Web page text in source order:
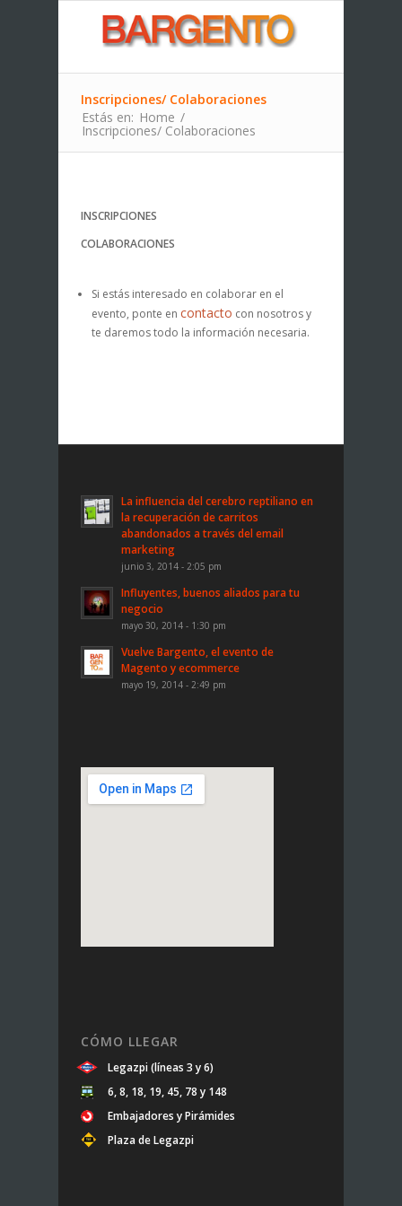
Inscripciones/ Colaboraciones
Estás en: Home /
Inscripciones/ Colaboraciones
INSCRIPCIONES
COLABORACIONES
Si estás interesado en colaborar en el
evento, ponte en contacto con nosotros y
te daremos todo la información necesaria.
La influencia del cerebro reptiliano en
la recuperación de carritos
abandonados a través del email
marketing
junio 3, 2014 - 2:05 pm
Influyentes, buenos aliados para tu
negocio
mayo 30, 2014 - 1:30 pm
Vuelve Bargento, el evento de
Magento y ecommerce
mayo 19, 2014 - 2:49 pm
CÓMO LLEGAR
Legazpi (líneas 3 y 6)
6, 8, 18, 19, 45, 78 y 148
Embajadores y Pirámides
Plaza de Legazpi